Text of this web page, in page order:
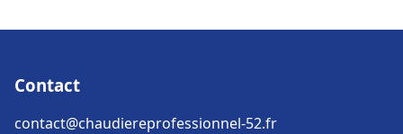
Contact
contact@chaudiereprofessionnel-52.fr